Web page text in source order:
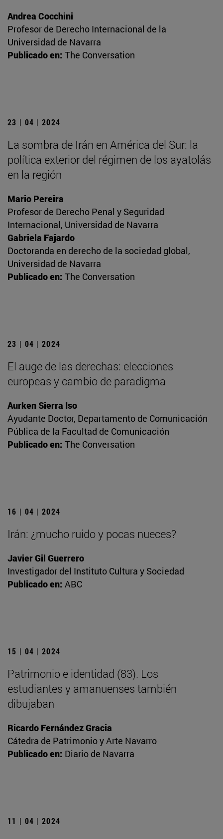
Andrea Cocchini
Profesor de Derecho Internacional de la
Universidad de Navarra
Publicado en: The Conversation
23 | 04 | 2024
La sombra de Irán en América del Sur: la
política exterior del régimen de los ayatolás
en la región
Mario Pereira
Profesor de Derecho Penal y Seguridad
Internacional, Universidad de Navarra
Gabriela Fajardo
Doctoranda en derecho de la sociedad global,
Universidad de Navarra
Publicado en: The Conversation
23 | 04 | 2024
El auge de las derechas: elecciones
europeas y cambio de paradigma
Aurken Sierra Iso
Ayudante Doctor, Departamento de Comunicación
Pública de la Facultad de Comunicación
Publicado en: The Conversation
16 | 04 | 2024
Irán: ¿mucho ruido y pocas nueces?
Javier Gil Guerrero
Investigador del Instituto Cultura y Sociedad
Publicado en: ABC
15 | 04 | 2024
Patrimonio e identidad (83). Los
estudiantes y amanuenses también
dibujaban
Ricardo Fernández Gracia
Cátedra de Patrimonio y Arte Navarro
Publicado en: Diario de Navarra
11 | 04 | 2024